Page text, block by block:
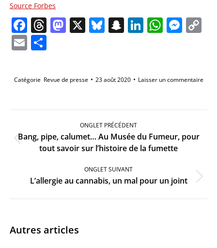
Source Forbes
Facebook
Threads
Mastodon
X Bluesky
Snapchat
LinkedIn
Email
Catégorie Revue de presse 23 août 2020 Laisser un commentaire
Navigation
ONGLET PRÉCÉDENT
Onglet
précédent
Bang, pipe, calumet… Au Musée du Fumeur, pour
tout savoir sur l’histoire de la fumette
ONGLET SUIVANT
Onglet
suivant
L’allergie au cannabis, un mal pour un joint
Autres articles